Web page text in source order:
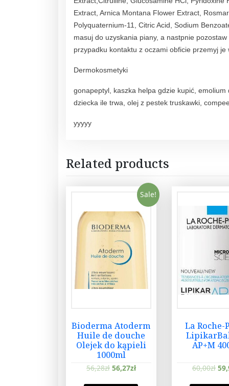
Extract, Arnica Montana Flower Extract,
Polyquaternium-11, Citric Acid, Sodium
masuj do uzyskania piany, a nastpnie
przypadku kontaktu z oczami obficie przemyj
Dermokosmetyki
gonapeptyl, kaszka helpa gdzie kupić,
dziecka ile trwa, olej z pestek truskawki,
yyyyy
Related products
Sale!
Bioderma Atoderm
Huile de douche
Olejek do kąpieli
1000ml
56,28zł 56,27zł
La Roche-
AP+M
60,00zł